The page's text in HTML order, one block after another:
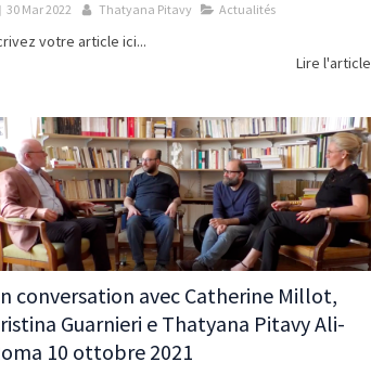
30 Mar 2022 Thatyana Pitavy Actualités
votre article ici...
Lire l'article
conversation avec Catherine Millot,
Guarnieri e Thatyana Pitavy Ali-
10 ottobre 2021